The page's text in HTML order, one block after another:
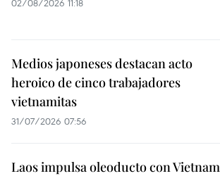
02/08/2026 11:18
Medios japoneses destacan acto
heroico de cinco trabajadores
vietnamitas
31/07/2026 07:56
Laos impulsa oleoducto con Vietnam